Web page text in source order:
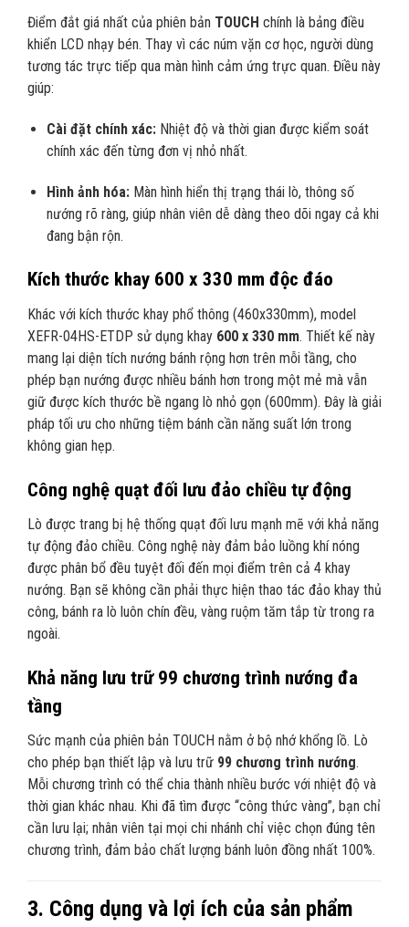
Điểm đắt giá nhất của phiên bản TOUCH chính là bảng điều
khiển LCD nhạy bén. Thay vì các núm vặn cơ học, người dùng
tương tác trực tiếp qua màn hình cảm ứng trực quan. Điều này
giúp:
Cài đặt chính xác:Nhiệt độ và thời gian được kiểm soát
chính xác đến từng đơn vị nhỏ nhất.
Hình ảnh hóa:Màn hình hiển thị trạng thái lò, thông số
nướng rõ ràng, giúp nhân viên dễ dàng theo dõi ngay cả khi
đang bận rộn.
Kích thước khay 600 x 330 mm độc đáo
Khác với kích thước khay phổ thông (460x330mm), model
XEFR-04HS-ETDP sử dụng khay 600 x 330 mm. Thiết kế này
mang lại diện tích nướng bánh rộng hơn trên mỗi tầng, cho
phép bạn nướng được nhiều bánh hơn trong một mẻ mà vẫn
giữ được kích thước bề ngang lò nhỏ gọn (600mm). Đây là giải
pháp tối ưu cho những tiệm bánh cần năng suất lớn trong
không gian hẹp.
Công nghệ quạt đối lưu đảo chiều tự động
Lò được trang bị hệ thống quạt đối lưu mạnh mẽ với khả năng
tự động đảo chiều. Công nghệ này đảm bảo luồng khí nóng
được phân bổ đều tuyệt đối đến mọi điểm trên cả 4 khay
nướng. Bạn sẽ không cần phải thực hiện thao tác đảo khay thủ
công, bánh ra lò luôn chín đều, vàng ruộm tăm tắp từ trong ra
ngoài.
Khả năng lưu trữ 99 chương trình nướng đa
tầng
Sức mạnh của phiên bản TOUCH nằm ở bộ nhớ khổng lồ. Lò
cho phép bạn thiết lập và lưu trữ 99 chương trình nướng.
Mỗi chương trình có thể chia thành nhiều bước với nhiệt độ và
thời gian khác nhau. Khi đã tìm được “công thức vàng”, bạn chỉ
cần lưu lại; nhân viên tại mọi chi nhánh chỉ việc chọn đúng tên
chương trình, đảm bảo chất lượng bánh luôn đồng nhất 100%.
3. Công dụng và lợi ích của sản phẩm